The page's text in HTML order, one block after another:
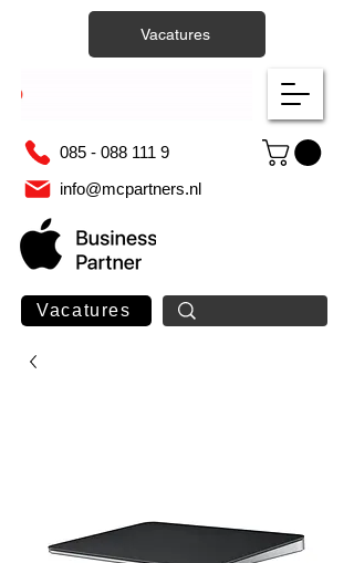
085 - 088 111 9
info@mcpartners.nl
Vacatures
Vacatures